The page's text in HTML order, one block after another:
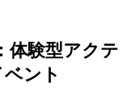
体験型アクテ
ント